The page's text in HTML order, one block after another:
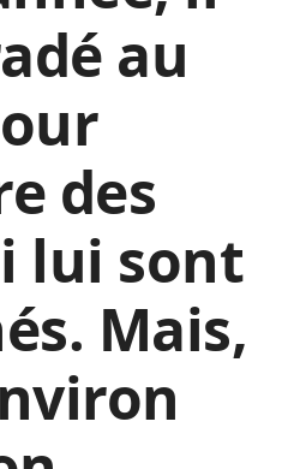
au
des
lui sont
Mais,